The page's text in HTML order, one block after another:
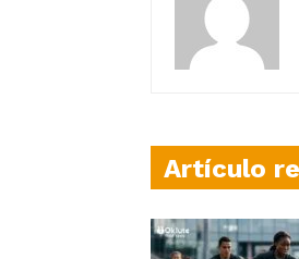
Artículo